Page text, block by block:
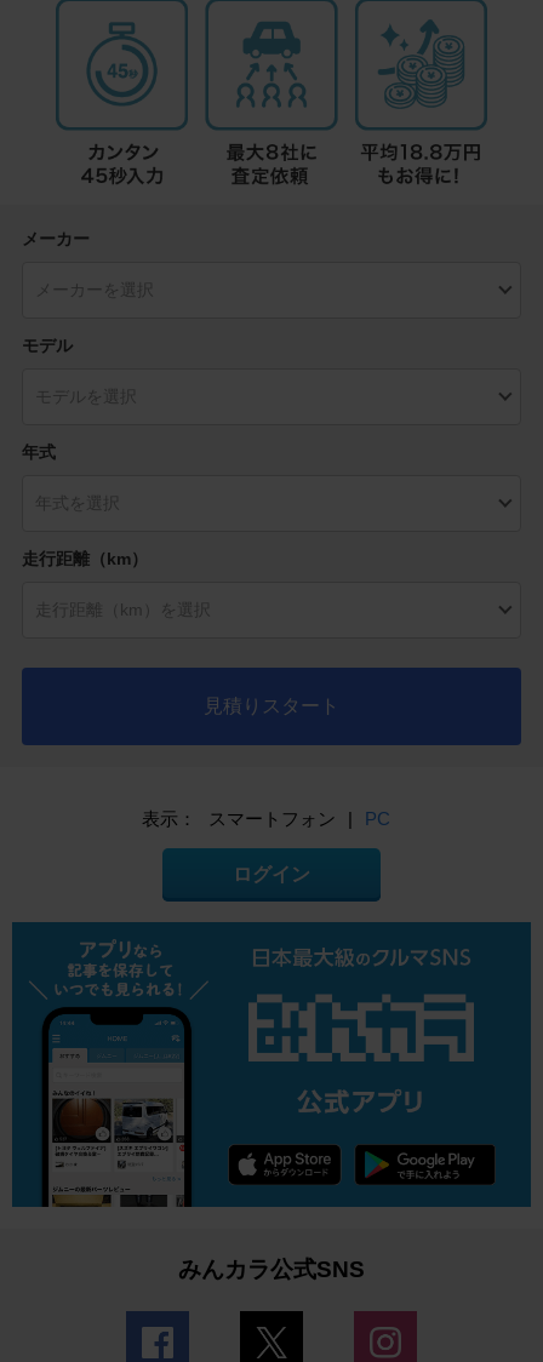
メーカー
モデル
年式
走行距離（km）
見積りスタート
表示： スマートフォン PC
ログイン
みんカラ公式SNS